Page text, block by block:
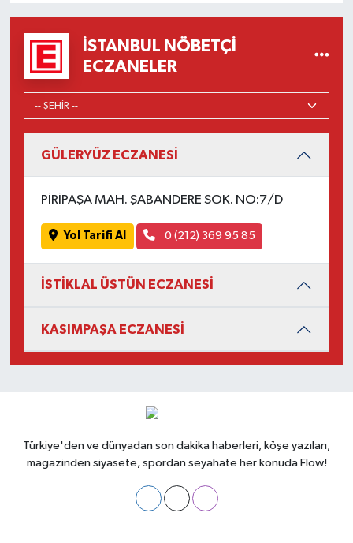
İSTANBUL NÖBETÇI
ECZANELER
GÜLERYÜZ ECZANESİ
PİRİPAŞA MAH. ŞABANDERE SOK. NO:7/D
Yol Tarifi Al 0 (212) 369 95 85
İSTİKLAL ÜSTÜN ECZANESİ
KASIMPAŞA ECZANESİ
Türkiye'den ve dünyadan son dakika haberleri, köşe yazıları,
magazinden siyasete, spordan seyahate her konuda Flow!